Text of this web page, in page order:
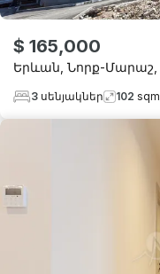
$ 165,000
Երևան Նորք-Մարաշ
3 սենյակներ 102 sqm